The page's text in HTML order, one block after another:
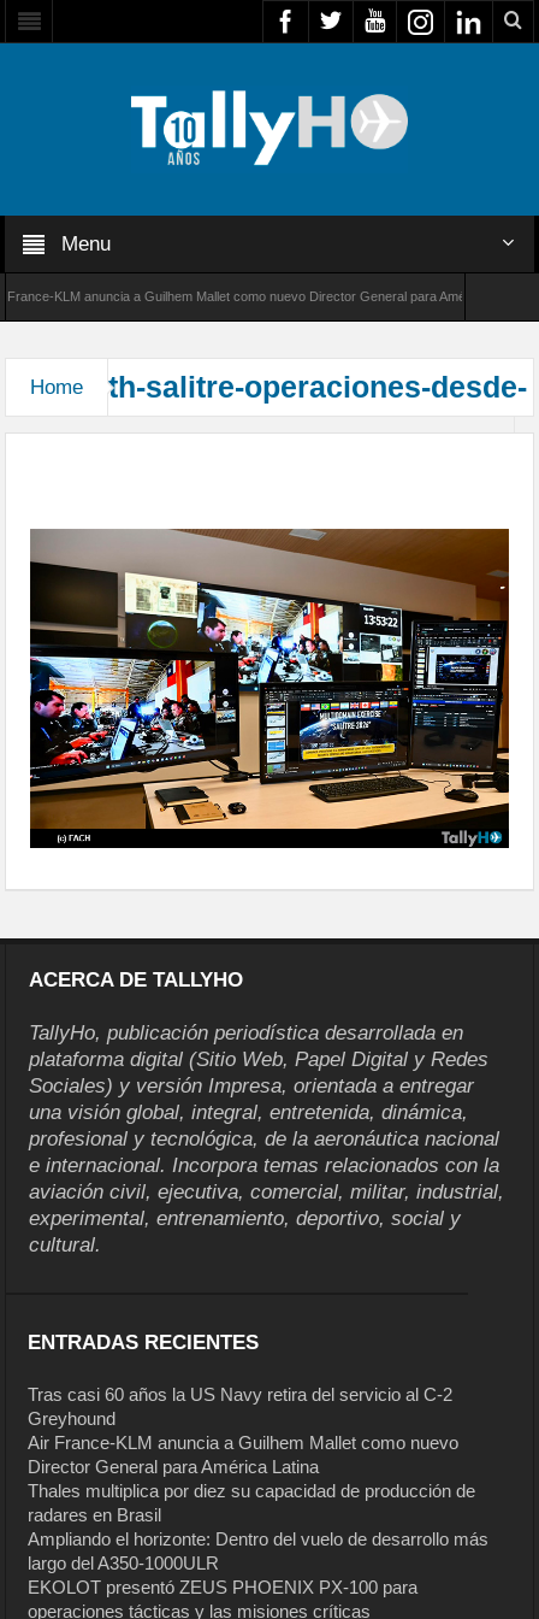
Menu
KLM anuncia a Guilhem Mallet como nuevo Director General para América Latina
Home th-salitre-operaciones-desde-
el-cen-01
ACERCA DE TALLYHO
TallyHo, publicación periodística desarrollada en
plataforma digital (Sitio Web, Papel Digital y Redes
Sociales) y versión Impresa, orientada a entregar
una visión global, integral, entretenida, dinámica,
profesional y tecnológica, de la aeronáutica nacional
e internacional. Incorpora temas relacionados con la
aviación civil, ejecutiva, comercial, militar, industrial,
experimental, entrenamiento, deportivo, social y
cultural.
ENTRADAS RECIENTES
Tras casi 60 años la US Navy retira del servicio al C-2
Greyhound
Air France-KLM anuncia a Guilhem Mallet como nuevo
Director General para América Latina
Thales multiplica por diez su capacidad de producción de
radares en Brasil
Ampliando el horizonte: Dentro del vuelo de desarrollo más
largo del A350-1000ULR
EKOLOT presentó ZEUS PHOENIX PX-100 para
operaciones tácticas y las misiones críticas